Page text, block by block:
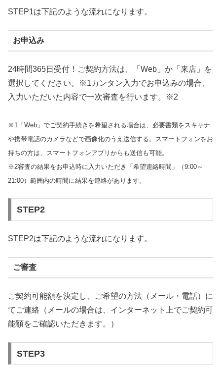
STEP1は下記のような流れになります。
お申込み
24時間365日受付！ご契約方法は、「Web」か「来店」を
選択してください。※1カンタン入力でお申込みの場合、
入力いただいた内容で一次審査を行います。※2
※1「Web」でご契約手続きを希望される場合は、必要書類をスキャナ
や携帯電話のカメラなどで画像化のうえ送信する。スマートフォンをお
持ちの方は、スマートフォンアプリからも送信も可能。
※2審査の結果をお申込時に入力いただき「希望連絡時間」（9:00～
21:00）範囲内の時間に結果を連絡があります。
STEP2
STEP2は下記のような流れになります。
ご審査
ご契約可能額を決定し、ご希望の方法（メール・電話）に
てご連絡（メールの場合は、インターネット上でご契約可
能額をご確認いただきます。）
STEP3